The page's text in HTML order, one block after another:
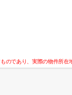
であり、実際の物件所在